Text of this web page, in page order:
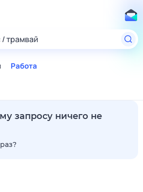
/ трамвай
Работа
запросу ничего не